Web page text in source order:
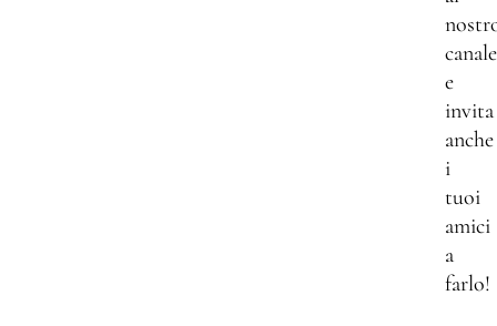
canale
e
invita
anche
i
tuoi
amici
a
farlo!